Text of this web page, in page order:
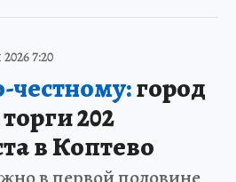
7:20
честному:город
202
в Коптево